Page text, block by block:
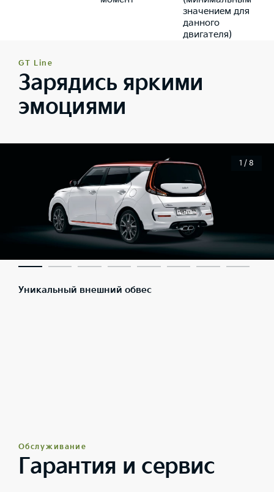
значением для
данного
двигателя)
GT Line
Зарядись яркими
эмоциями
Уникальный внешний обвес
1 / 8
Обслуживание
Гарантия и сервис